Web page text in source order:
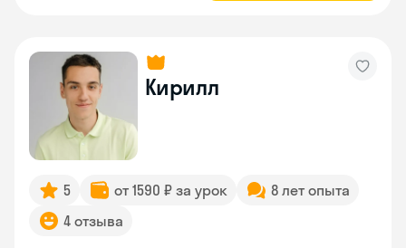
Кирилл
5 от 1590 ₽ за урок
8 лет опыта
4 отзыва